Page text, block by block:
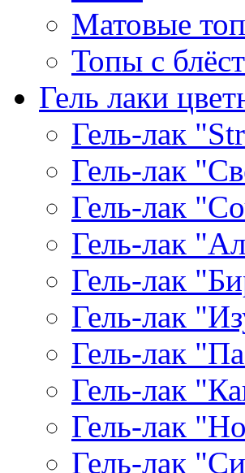
Матовые
Топы с
Гель лаки
Гель-лак
Гель-лак
Гель-лак
Гель-лак
Гель-лак
Гель-лак
Гель-лак
Гель-лак
Гель-лак
Гель-лак